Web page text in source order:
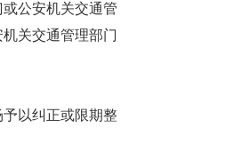
公安机关交通管
关交通管理部门
予以纠正或限期整